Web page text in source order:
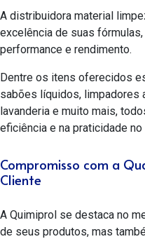
A distribuidora material
excelência de suas
performance e rendimento.
Dentre os itens oferecidos
sabões líquidos, limpadores
lavanderia e muito mais,
eficiência e na praticidade no
Compromisso com a
Cliente
A Quimiprol se destaca no
de seus produtos, mas